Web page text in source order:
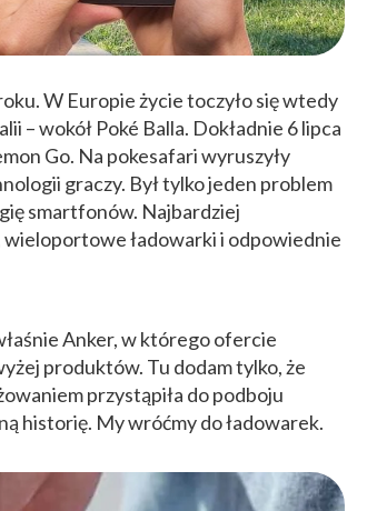
W Europie życie toczyło się wtedy
– wokół Poké Balla. Dokładnie 6 lipca
Go. Na pokesafari wyruszyły
graczy. Był tylko jeden problem
smartfonów. Najbardziej
ładowarki i odpowiednie
Anker, w którego ofercie
produktów. Tu dodam tylko, że
przystąpiła do podboju
historię. My wróćmy do ładowarek.